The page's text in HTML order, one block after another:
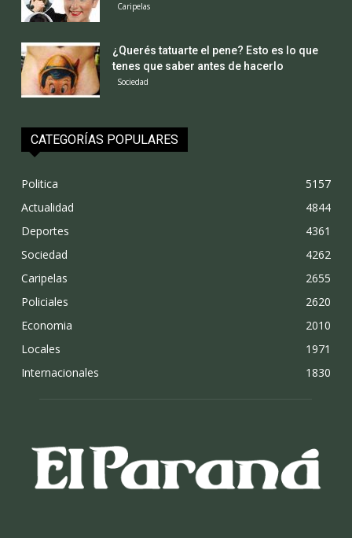
Caripelas
¿Querés tatuarte el pene? Esto es lo que
tenes que saber antes de hacerlo
Sociedad
CATEGORÍAS POPULARES
Politica
5157
Actualidad
4844
Deportes
4361
Sociedad
4262
Caripelas
2655
Policiales
2620
Economia
2010
Locales
1971
Internacionales
1830